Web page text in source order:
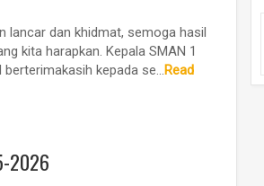
lancar dan khidmat, semoga hasil
kita harapkan. Kepala SMAN 1
berterimakasih kepada se...Read
2026